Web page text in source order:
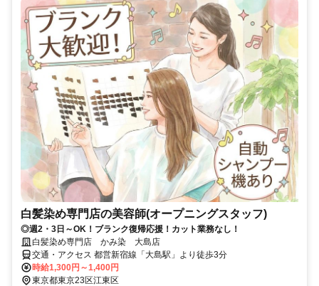
白髪染め専門店の美容師(オープニングスタッフ)
◎週2・3日～OK！ブランク復帰応援！カット業務なし！
白髪染め専門店 かみ染 大島店
交通・アクセス 都営新宿線「大島駅」より徒歩3分
時給1,300円～1,400円
東京都東京23区江東区